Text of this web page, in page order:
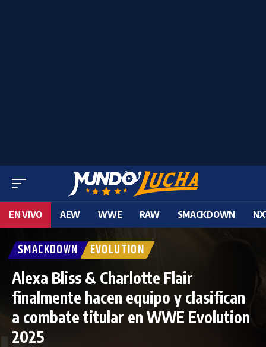
EN VIVO AEW WWE RAW SMACKDOWN
SMACKDOWN EVOLUTION
Alexa Bliss & Charlotte Flair
finalmente hacen equipo y clasifican
a combate titular en WWE Evolution
2025